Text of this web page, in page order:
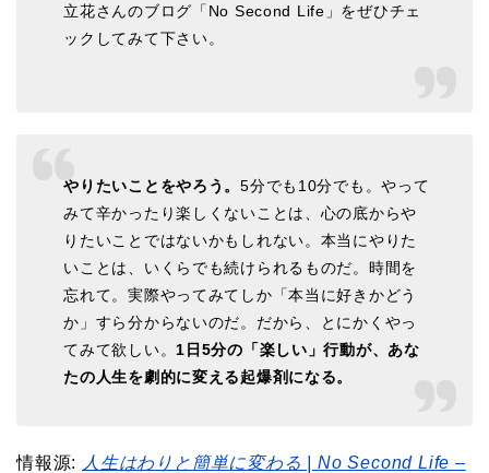
立花さんのブログ「No Second Life」をぜひチェ
ックしてみて下さい。
やりたいことをやろう。5分でも10分でも。やって
みて辛かったり楽しくないことは、心の底からや
りたいことではないかもしれない。本当にやりた
いことは、いくらでも続けられるものだ。時間を
忘れて。実際やってみてしか「本当に好きかどう
か」すら分からないのだ。だから、とにかくやっ
てみて欲しい。 1日5分の「楽しい」行動が、あな
たの人生を劇的に変える起爆剤になる。
情報源:
人生はわりと簡単に変わる | No Second Life –